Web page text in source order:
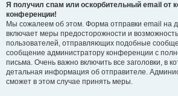
Я получил спам или оскорбительный email от
конференции!
Мы сожалеем об этом. Форма отправки email на
включает меры предосторожности и
пользователей, отправляющих подобные
сообщение администратору конференции с
письма. Очень важно включить все заголовки, в
детальная информация об отправителе.
сможет в этом случае принять меры.